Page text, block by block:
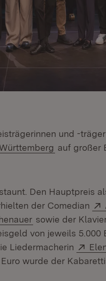
und -
(Öffnet in
auf großer
Den Hauptpreis
der Comedian
(Öffnet in neuem
sowie der
von jeweils 5.000
Liedermacherin
wurde der